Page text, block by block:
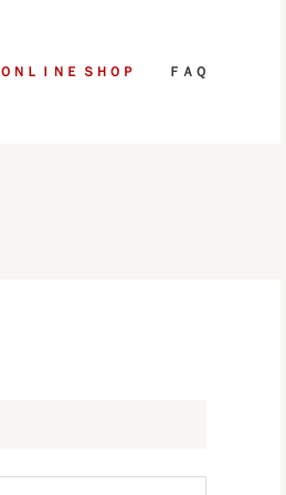
ＯＮＬＩＮＥ ＳＨＯＰ ＦＡＱ